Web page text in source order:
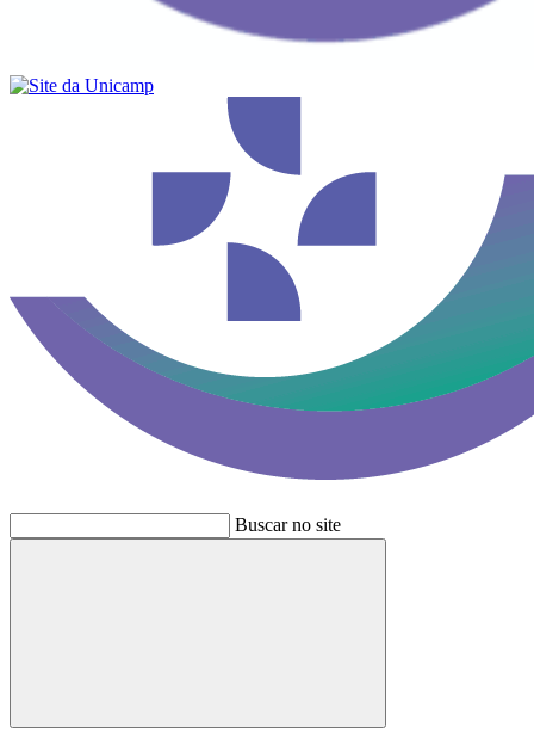
Buscar no site
Buscar